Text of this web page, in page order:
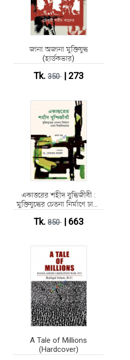
জানা অজানা মুক্তিযুদ্ধ
(হার্ডকভার)
Tk.350| 273
একাত্তরের শহীদ বুদ্ধিজীবী :
মুক্তিযুদ্ধের চেতনা নির্মাণে ঢাকা
Tk.850| 663
A Tale of Millions
(Hardcover)